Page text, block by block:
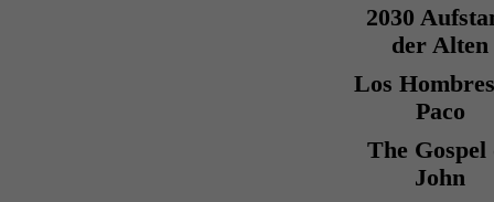
2030
der Alten
Los
Paco
The Gospel
John